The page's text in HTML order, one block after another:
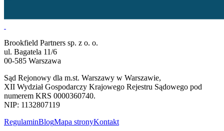
Brookfield Partners sp. z o. o.
ul. Bagatela 11/6
00-585 Warszawa
Sąd Rejonowy dla m.st. Warszawy w Warszawie,
XII Wydział Gospodarczy Krajowego Rejestru Sądowego pod
numerem KRS 0000360740.
NIP: 1132807119
RegulaminBlogMapa stronyKontakt